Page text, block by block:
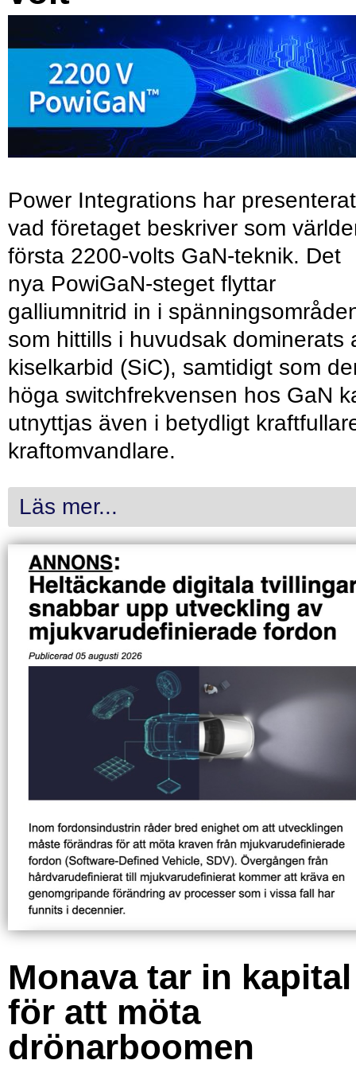
Power Integrations har presenterat
vad företaget beskriver som
första 2200-volts GaN-teknik. Det
nya PowiGaN-steget flyttar
galliumnitrid in i
som hittills i huvudsak dominerats
kiselkarbid (SiC), samtidigt som
höga switchfrekvensen hos GaN
utnyttjas även i betydligt
kraftomvandlare.
Läs mer...
Monava tar in kapital
för att möta
drönarboomen